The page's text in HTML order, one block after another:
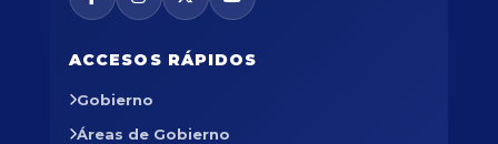
ACCESOS RÁPIDOS
Gobierno
Áreas de Gobierno